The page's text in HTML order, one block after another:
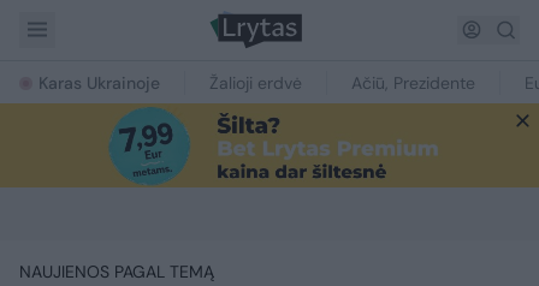
Karas Ukrainoje Žalioji erdvė Ačiū, Prezidente
NAUJIENOS PAGAL TEMĄ